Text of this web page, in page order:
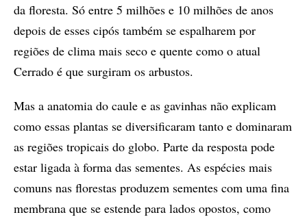
da floresta. Só entre 5 milhões e 10 milhões de anos
depois de esses cipós também se espalharem por
regiões de clima mais seco e quente como o atual
Cerrado é que surgiram os arbustos.
Mas a anatomia do caule e as gavinhas não explicam
como essas plantas se diversificaram tanto e dominaram
as regiões tropicais do globo. Parte da resposta pode
estar ligada à forma das sementes. As espécies mais
comuns nas florestas produzem sementes com uma fina
membrana que se estende para lados opostos, como